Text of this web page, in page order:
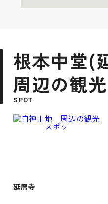
根本中堂(
周辺の観
SPOT
延暦寺